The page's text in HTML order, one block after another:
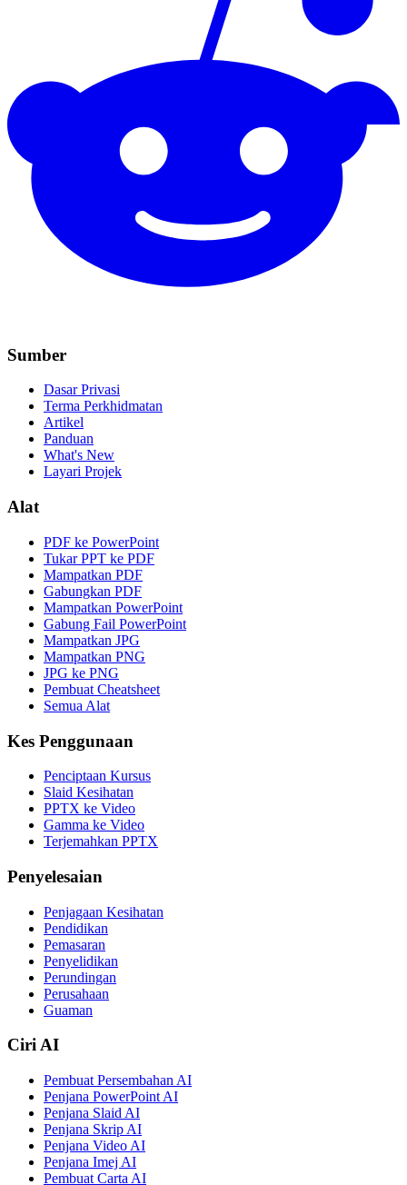
Sumber
Dasar Privasi
Terma Perkhidmatan
Artikel
Panduan
What's New
Layari Projek
Alat
PDF ke PowerPoint
Tukar PPT ke PDF
Mampatkan PDF
Gabungkan PDF
Mampatkan PowerPoint
Gabung Fail PowerPoint
Mampatkan JPG
Mampatkan PNG
JPG ke PNG
Pembuat Cheatsheet
Semua Alat
Kes Penggunaan
Penciptaan Kursus
Slaid Kesihatan
PPTX ke Video
Gamma ke Video
Terjemahkan PPTX
Penyelesaian
Penjagaan Kesihatan
Pendidikan
Pemasaran
Penyelidikan
Perundingan
Perusahaan
Guaman
Ciri AI
Pembuat Persembahan AI
Penjana PowerPoint AI
Penjana Slaid AI
Penjana Skrip AI
Penjana Video AI
Penjana Imej AI
Pembuat Carta AI